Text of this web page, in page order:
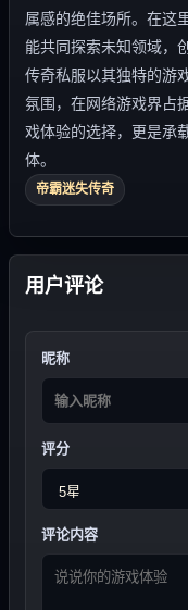
属感的绝佳场所。在这
能共同探索未知领域，
传奇私服以其独特的游
氛围，在网络游戏界占
戏体验的选择，更是承
体。
帝霸迷失传奇
用户评论
昵称
评分
评论内容